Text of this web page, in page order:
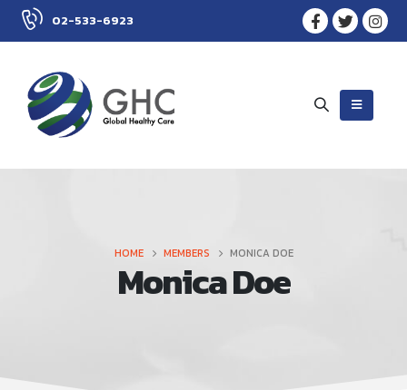
02-533-6923
HOME MEMBERS MONICA DOE
Monica Doe